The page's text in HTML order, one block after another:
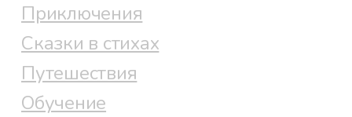
Приключения
Сказки в стихах
Путешествия
Обучение